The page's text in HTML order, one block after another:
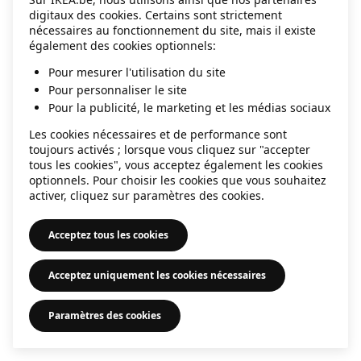
information).
digitaux des cookies. Certains sont strictement
nécessaires au fonctionnement du site, mais il existe
également des cookies optionnels:
Pour mesurer l'utilisation du site
Pour personnaliser le site
Pour la publicité, le marketing et les médias sociaux
Les cookies nécessaires et de performance sont
toujours activés ; lorsque vous cliquez sur "accepter
tous les cookies", vous acceptez également les cookies
optionnels. Pour choisir les cookies que vous souhaitez
activer, cliquez sur paramètres des cookies.
Acceptez tous les cookies
Acceptez uniquement les cookies nécessaires
Paramètres des cookies